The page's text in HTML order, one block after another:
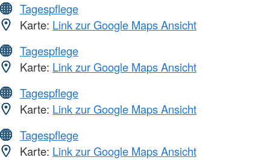
Tagespflege
Karte: Link zur Google Maps Ansicht
Tagespflege
Karte: Link zur Google Maps Ansicht
Tagespflege
Karte: Link zur Google Maps Ansicht
Tagespflege
Karte: Link zur Google Maps Ansicht